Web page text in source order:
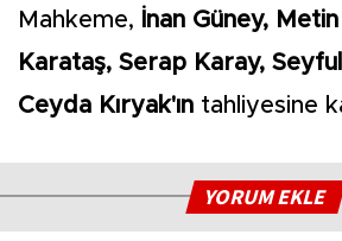
Mahkeme, İnan Güney,
Karataş, Serap Karay,
Ceyda Kıryak'ın tahliyesine
YORUM EKLE